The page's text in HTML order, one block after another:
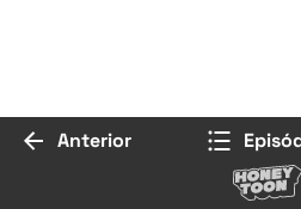
Anterior